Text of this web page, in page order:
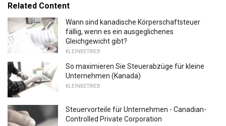
Related Content
Wann sind kanadische Körperschaftsteuer
fällig, wenn es ein ausgeglichenes
Gleichgewicht gibt?
KLEINBETRIEB
So maximieren Sie Steuerabzüge für kleine
Unternehmen (Kanada)
KLEINBETRIEB
Steuervorteile für Unternehmen - Canadian-
Controlled Private Corporation